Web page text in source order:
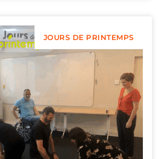
JOURS DE PRINTEMPS